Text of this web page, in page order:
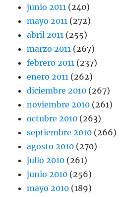
junio 2011 (240)
mayo 2011 (272)
abril 2011 (255)
marzo 2011 (267)
febrero 2011 (237)
enero 2011 (262)
diciembre 2010 (267)
noviembre 2010 (261)
octubre 2010 (263)
septiembre 2010 (266)
agosto 2010 (270)
julio 2010 (261)
junio 2010 (256)
mayo 2010 (189)